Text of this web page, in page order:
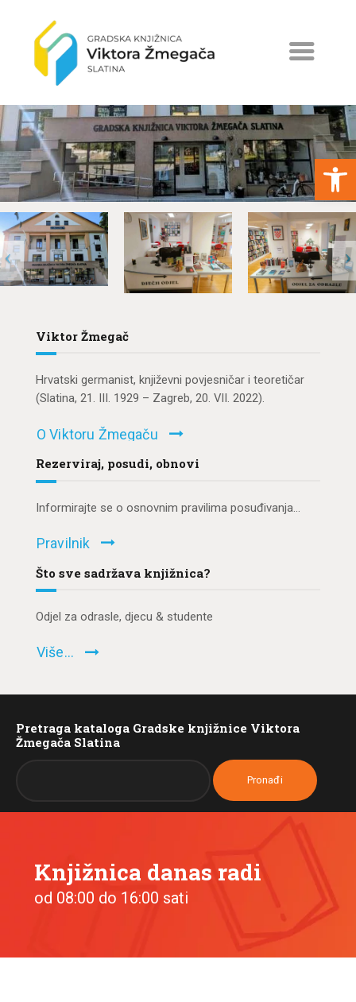
Open toolbar
NASLOVNA
NOVOSTI
ERASMUS+
PROGRAMI I PROJEKTI
O KNJIŽNICI
ZA KORISNIKE
ODJELI
DOKUMENTI
KONTAKT
Viktor Žmegač
Hrvatski germanist, književni povjesničar i teoretičar
(Slatina, 21. III. 1929 – Zagreb, 20. VII. 2022).
O Viktoru Žmegaču
Rezerviraj, posudi, obnovi
Informirajte se o osnovnim pravilima posuđivanja...
Pravilnik
Što sve sadržava knjižnica?
Odjel za odrasle, djecu & studente
Više...
Pretraga kataloga Gradske knjižnice Viktora
Žmegača Slatina
Knjižnica danas radi
od 08:00 do 16:00 sati